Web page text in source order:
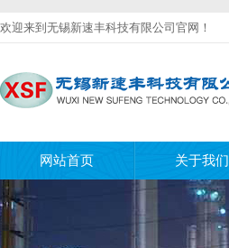
欢迎来到无锡新速丰科技有限公司官网！
网站首页 关于我们